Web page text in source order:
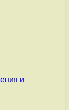
и